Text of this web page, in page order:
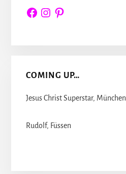
FacebookInstagram
Pinterest
COMING UP…
Jesus Christ Superstar, München
Rudolf, Füssen